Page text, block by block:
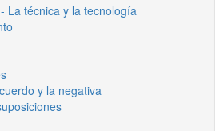
La técnica y la tecnología
y la negativa